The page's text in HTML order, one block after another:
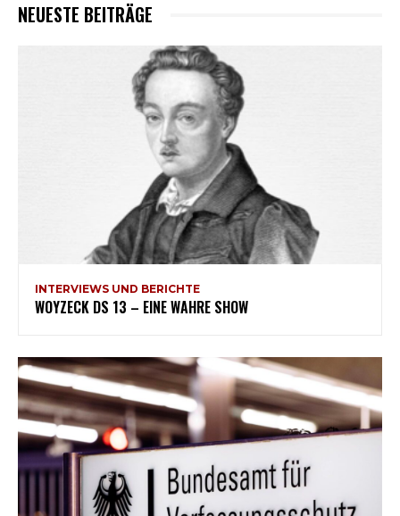
NEUESTE BEITRÄGE
INTERVIEWS UND BERICHTE
WOYZECK DS 13 – EINE WAHRE SHOW